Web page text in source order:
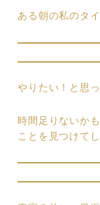
ある朝の私のタ
やりたい！と思
時間足りないか
ことを見つけて